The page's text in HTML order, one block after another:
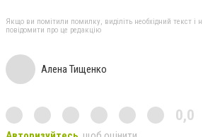
Якщо ви помітили помилку, виділіть необхідний текст і
повідомити про це редакцію
Алена Тищенко
0,0